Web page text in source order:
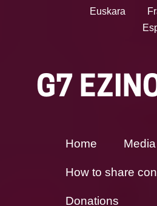
Euskara
G7
Home
How to share
Donations